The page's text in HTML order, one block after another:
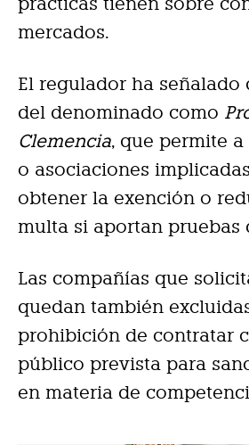
mercados.
El regulador ha señalado
del denominado como
Clemencia, que permite a
o asociaciones
obtener la exención o
multa si aportan pruebas
Las compañías que
quedan también
prohibición de contratar
público prevista para
en materia de